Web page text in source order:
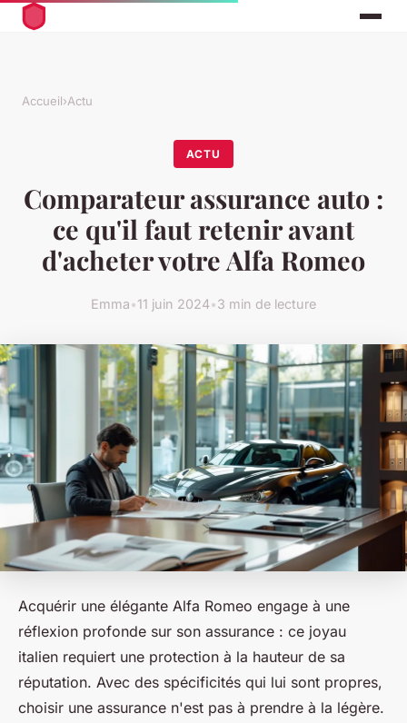
Accueil›Actu
ACTU
Comparateur assurance auto :
ce qu'il faut retenir avant
d'acheter votre Alfa Romeo
Emma•11 juin 2024•3 min de lecture
Acquérir une élégante Alfa Romeo engage à une
réflexion profonde sur son assurance : ce joyau
italien requiert une protection à la hauteur de sa
réputation. Avec des spécificités qui lui sont propres,
choisir une assurance n'est pas à prendre à la légère.